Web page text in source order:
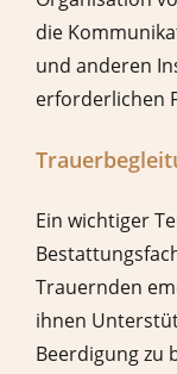
die
und anderen
erforderlichen
Ein wichtiger
Trauernden
ihnen
Beerdigung zu